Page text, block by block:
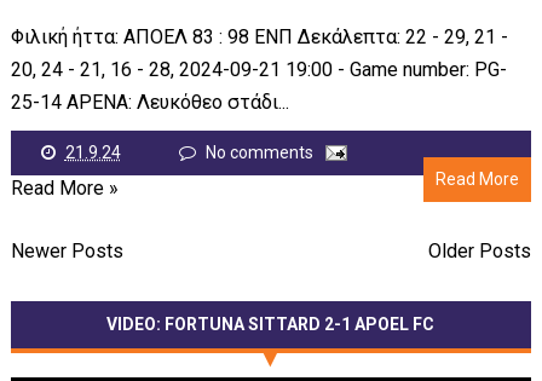
Φιλική ήττα: ΑΠΟΕΛ 83 : 98 ΕΝΠ Δεκάλεπτα: 22 - 29, 21 -
20, 24 - 21, 16 - 28, 2024-09-21 19:00 - Game number: PG-
25-14 ΑΡΕΝΑ: Λευκόθεο στάδι...
21.9.24
No comments
Read More
Read More »
Newer Posts Older Posts
VIDEO: FORTUNA SITTARD 2-1 APOEL FC